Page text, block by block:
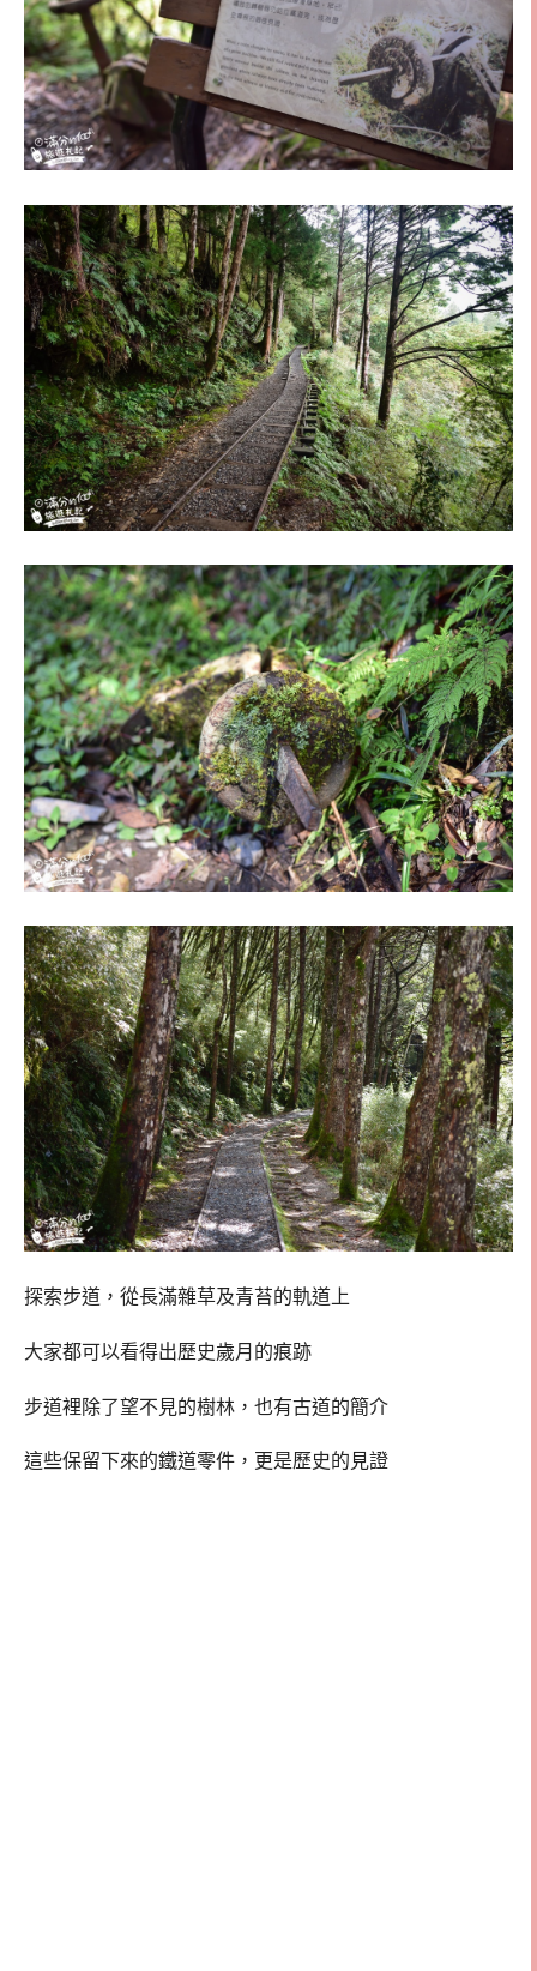
探索步道，從長滿雜草及青苔的軌道上
大家都可以看得出歷史歲月的痕跡
步道裡除了望不見的樹林，也有古道的簡介
這些保留下來的鐵道零件，更是歷史的見證